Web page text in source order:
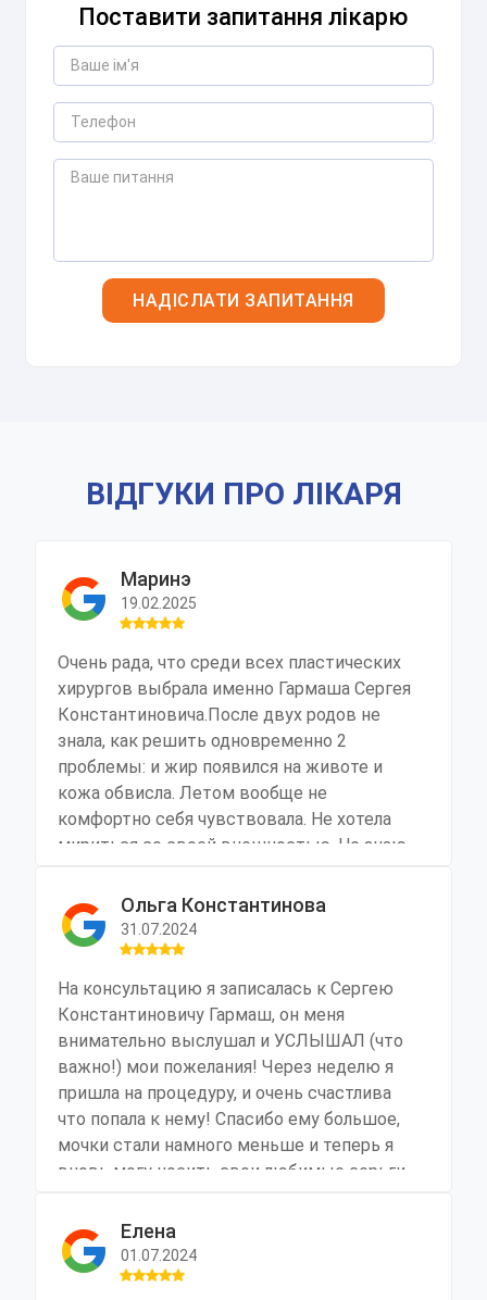
Поставити запитання лікарю
ВІДГУКИ ПРО ЛІКАРЯ
Маринэ
19.02.2025
Очень рада, что среди всех пластических
хирургов выбрала именно Гармаша Сергея
Константиновича.После двух родов не
знала, как решить одновременно 2
проблемы: и жир появился на животе и
кожа обвисла. Летом вообще не
комфортно себя чувствовала. Не хотела
мириться со своей внешностью. Не знаю
на липосакцию, многие осуждают, якобы
можно убрать все физическими
нагрузками. Но времени нет столько,
прибегла к легкому способу и сделала
липосакцию. Результатом я осталась
очень довольна. Мне кажется таких
результатов ни в каком спорт зале не
достичь. И операция практически
безболезненная, послеоперационный
период тоже прошел легко. Сергей
заботу все время. И конечно чувствовался
профессионализм во всем. Сделал все
аккуратно, помог мне вернуть плоский и
Ольга Константинова
31.07.2024
На консультацию я записалась к Сергею
Константиновичу Гармаш, он меня
внимательно выслушал и УСЛЫШАЛ (что
важно!) мои пожелания! Через неделю я
пришла на процедуру, и очень счастлива
что попала к нему! Спасибо ему большое,
мочки стали намного меньше и теперь я
вновь могу носить свои любимые серьги,
«демократичные цены», еще на раз
вернусь к Сергею
Константиновичу!!!!!!!!!!!!
Елена
01.07.2024
Залиште Ваші контактні дані
часом.